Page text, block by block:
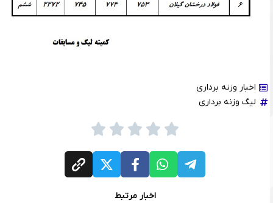
اخبار وزنه برداری
لیگ وزنه برداری
اخبار مرتبط